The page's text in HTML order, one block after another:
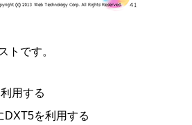
トです。
用する
DXT5を利用する